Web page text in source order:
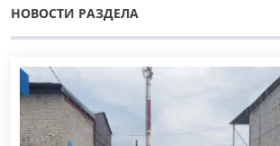
НОВОСТИ РАЗДЕЛА